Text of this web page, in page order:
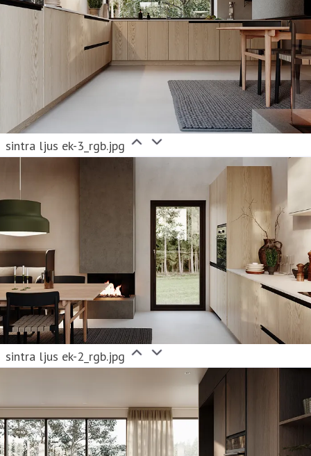
sintra ljus ek-3_rgb.jpg
sintra ljus ek-2_rgb.jpg